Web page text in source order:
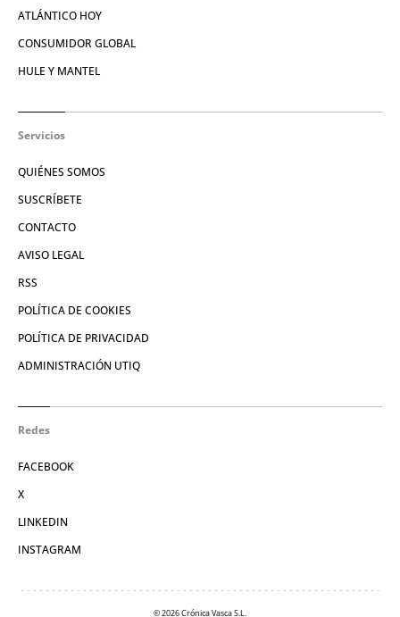
ATLÁNTICO HOY
CONSUMIDOR GLOBAL
HULE Y MANTEL
Servicios
QUIÉNES SOMOS
SUSCRÍBETE
CONTACTO
AVISO LEGAL
RSS
POLÍTICA DE COOKIES
POLÍTICA DE PRIVACIDAD
ADMINISTRACIÓN UTIQ
Redes
FACEBOOK
X
LINKEDIN
INSTAGRAM
© 2026 Crónica Vasca S.L.